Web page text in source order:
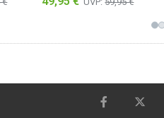
mit integriertem BH)